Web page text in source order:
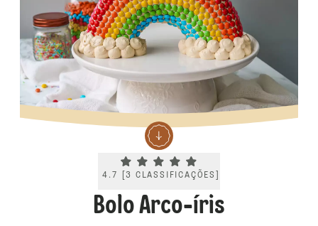
Current rating 4.7. Click to rate.
4.7 [3 CLASSIFICAÇÕES
Bolo Arco-íris